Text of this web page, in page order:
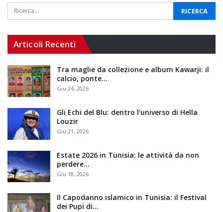
Articoli Recenti
Tra maglie da collezione e album Kawarji: il
calcio, ponte…
Giu 24, 2026
Gli Echi del Blu: dentro l’universo di Hella
Louzir
Giu 21, 2026
Estate 2026 in Tunisia: le attività da non
perdere…
Giu 18, 2026
Il Capodanno islamico in Tunisia: il Festival
dei Pupi di…